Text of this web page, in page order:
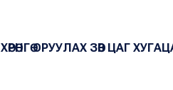
ХӨРӨНГӨ ОРУУЛАХ ЗӨВ ЦАГ